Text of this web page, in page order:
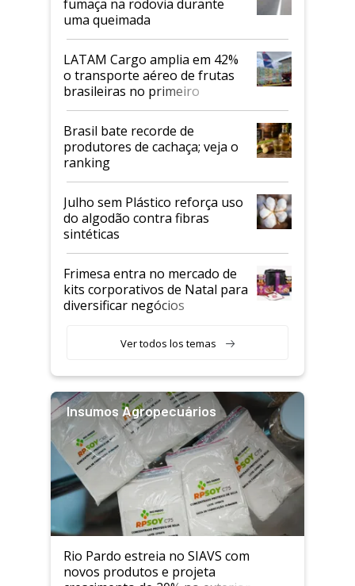
fumaça na rodovia durante
uma queimada
LATAM Cargo amplia em 42%
o transporte aéreo de frutas
brasileiras no primeiro
semestre
Brasil bate recorde de
produtores de cachaça; veja o
ranking
Julho sem Plástico reforça uso
do algodão contra fibras
sintéticas
Frimesa entra no mercado de
kits corporativos de Natal para
diversificar negócios
Ver todos los temas
Insumos Agropecuários
Rio Pardo estreia no SIAVS com
novos produtos e projeta